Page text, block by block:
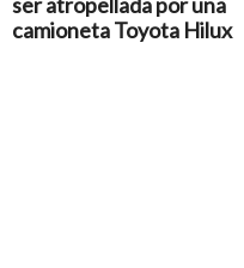
camioneta Toyota Hilux